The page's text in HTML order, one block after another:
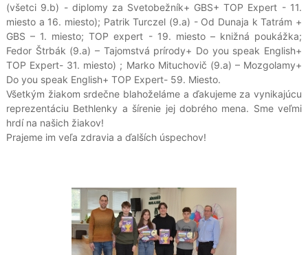
(všetci 9.b) - diplomy za Svetobežník+ GBS+ TOP Expert - 11.
miesto a 16. miesto); Patrik Turczel (9.a) - Od Dunaja k Tatrám +
GBS – 1. miesto; TOP expert - 19. miesto – knižná poukážka;
Fedor Štrbák (9.a) – Tajomstvá prírody+ Do you speak English+
TOP Expert- 31. miesto) ; Marko Mituchovič (9.a) – Mozgolamy+
Do you speak English+ TOP Expert- 59. Miesto.
Všetkým žiakom srdečne blahoželáme a ďakujeme za vynikajúcu
reprezentáciu Bethlenky a šírenie jej dobrého mena. Sme veľmi
hrdí na našich žiakov!
Prajeme im veľa zdravia a ďalších úspechov!